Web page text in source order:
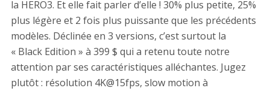
la HERO3. Et elle fait parler d’elle ! 30% plus petite, 25%
plus légère et 2 fois plus puissante que les précédents
modèles. Déclinée en 3 versions, c’est surtout la
« Black Edition » à 399 $ qui a retenu toute notre
attention par ses caractéristiques alléchantes. Jugez
plutôt : résolution 4K@15fps, slow motion à